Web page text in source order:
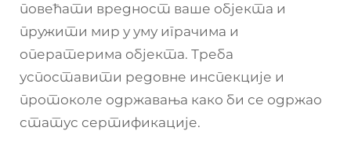
повећати вредност ваше објекта и
пружити мир у уму играчима и
оператерима објекта. Треба
успоставити редовне инспекције и
протоколе одржавања како би се одржао
статус сертификације.